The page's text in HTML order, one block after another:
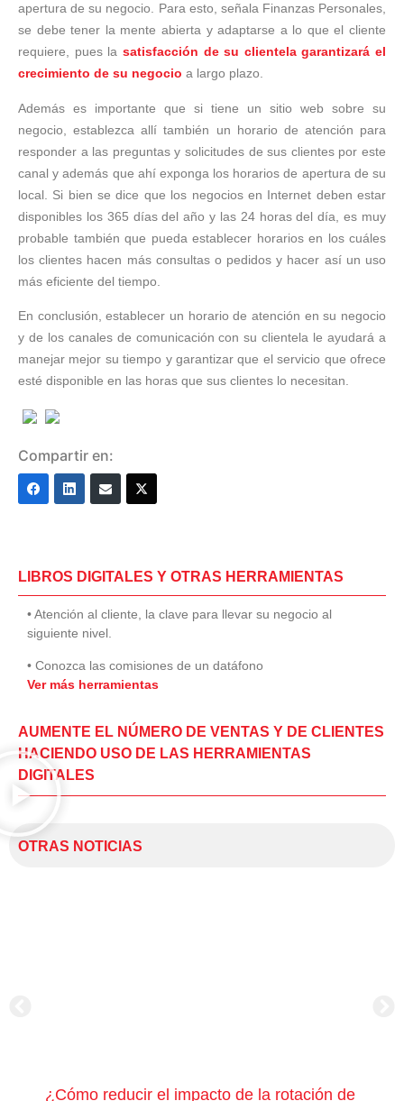
apertura de su negocio. Para esto, señala Finanzas Personales,
se debe tener la mente abierta y adaptarse a lo que el cliente
requiere, pues la satisfacción de su clientela garantizará el
crecimiento de su negocio a largo plazo.
Además es importante que si tiene un sitio web sobre su
negocio, establezca allí también un horario de atención para
responder a las preguntas y solicitudes de sus clientes por este
canal y además que ahí exponga los horarios de apertura de su
local. Si bien se dice que los negocios en Internet deben estar
disponibles los 365 días del año y las 24 horas del día, es muy
probable también que pueda establecer horarios en los cuáles
los clientes hacen más consultas o pedidos y hacer así un uso
más eficiente del tiempo.
En conclusión, establecer un horario de atención en su negocio
y de los canales de comunicación con su clientela le ayudará a
manejar mejor su tiempo y garantizar que el servicio que ofrece
esté disponible en las horas que sus clientes lo necesitan.
Compartir en:
LIBROS DIGITALES Y OTRAS HERRAMIENTAS
• Atención al cliente, la clave para llevar su negocio al
siguiente nivel.
• Conozca las comisiones de un datáfono
Ver más herramientas
AUMENTE EL NÚMERO DE VENTAS Y DE CLIENTES
HACIENDO USO DE LAS HERRAMIENTAS
DIGITALES
OTRAS NOTICIAS
¿Cómo reducir el impacto de la rotación de